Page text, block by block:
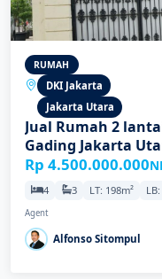
RUMAH
DKI Jakarta
Jakarta Utara
Jual Rumah 2
Gading Jakarta
Rp 4.500.000.000
4 3 LT: 198m²
Agent
Alfonso Sitompul